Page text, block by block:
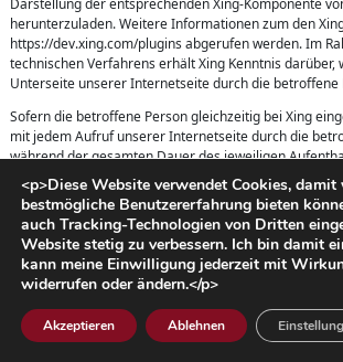
Darstellung der entsprechenden Xing-Komponente
herunterzuladen. Weitere Informationen zum den
https://dev.xing.com/plugins abgerufen werden. Im
technischen Verfahrens erhält Xing Kenntnis darüber,
Unterseite unserer Internetseite durch die betroffene
Sofern die betroffene Person gleichzeitig bei Xing
mit jedem Aufruf unserer Internetseite durch die
während der gesamten Dauer des jeweiligen
Internetseite, welche konkrete Unterseite unserer
betroffene Person besucht. Diese Informationen
Komponente gesammelt und durch Xing dem
betroffenen Person zugeordnet. Betätigt die
unserer Internetseite integrierten Xing-Buttons,
Button, ordnet Xing diese Information dem
der betroffenen Person zu und speichert diese
Xing erhält über die Xing-Komponente immer dann
dass die betroffene Person unsere Internetseite
<p>Diese Website verwendet Cookies,
bestmögliche Benutzererfahrung bieten
auch Tracking-Technologien von Dritten
Website stetig zu verbessern. Ich bin damit
kann meine Einwilligung jederzeit mit
widerrufen oder ändern.</p>
Akzeptieren Ablehnen